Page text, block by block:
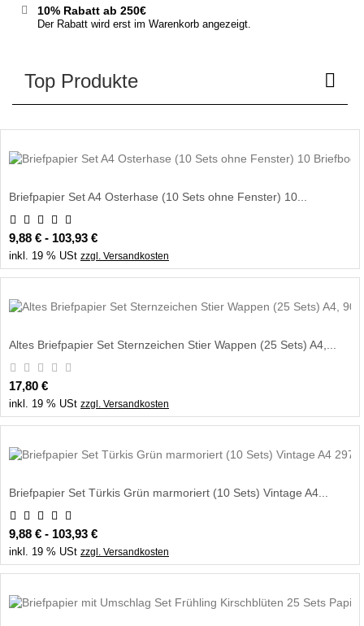
10% Rabatt ab 250€
Der Rabatt wird erst im Warenkorb angezeigt.
Top Produkte
Briefpapier Set A4 Osterhase (10 Sets ohne Fenster) 10...
9,88 € - 103,93 €
inkl. 19 % USt zzgl. Versandkosten
Altes Briefpapier Set Sternzeichen Stier Wappen (25 Sets) A4,...
17,80 €
inkl. 19 % USt zzgl. Versandkosten
Briefpapier Set Türkis Grün marmoriert (10 Sets) Vintage A4...
9,88 € - 103,93 €
inkl. 19 % USt zzgl. Versandkosten